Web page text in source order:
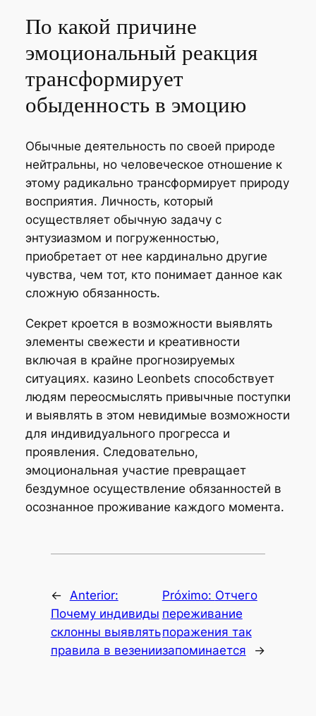
По какой причине
эмоциональный реакция
трансформирует
обыденность в эмоцию
Обычные деятельность по своей природе
нейтральны, но человеческое отношение к
этому радикально трансформирует природу
восприятия. Личность, который
осуществляет обычную задачу с
энтузиазмом и погруженностью,
приобретает от нее кардинально другие
чувства, чем тот, кто понимает данное как
сложную обязанность.
Секрет кроется в возможности выявлять
элементы свежести и креативности
включая в крайне прогнозируемых
ситуациях. казино Leonbets способствует
людям переосмыслять привычные поступки
и выявлять в этом невидимые возможности
для индивидуального прогресса и
проявления. Следовательно,
эмоциональная участие превращает
бездумное осуществление обязанностей в
осознанное проживание каждого момента.
←
Anterior:
Почему индивиды
склонны выявлять
правила в везении
Próximo: Отчего
переживание
поражения так
запоминается
→